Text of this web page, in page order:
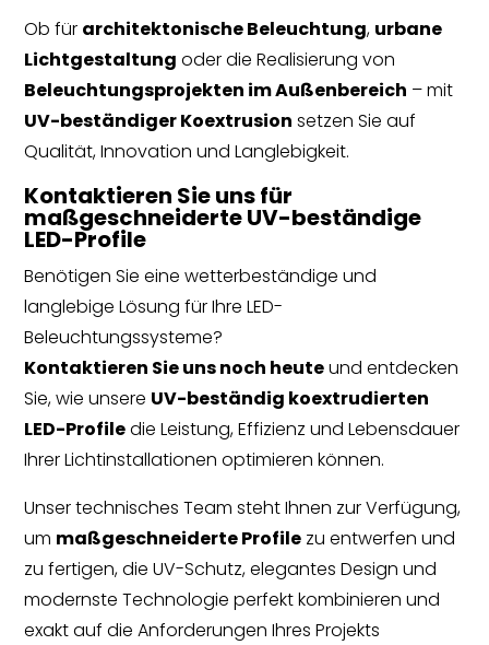
Ob für architektonische Beleuchtung, urbane
Lichtgestaltung oder die Realisierung von
Beleuchtungsprojekten im Außenbereich – mit
UV-beständiger Koextrusion setzen Sie auf
Qualität, Innovation und Langlebigkeit.
Kontaktieren Sie uns für
maßgeschneiderte UV-beständige
LED-Profile
Benötigen Sie eine wetterbeständige und
langlebige Lösung für Ihre LED-
Beleuchtungssysteme?
Kontaktieren Sie uns noch heuteund entdecken
Sie, wie unsere UV-beständig koextrudierten
LED-Profiledie Leistung, Effizienz und Lebensdauer
Ihrer Lichtinstallationen optimieren können.
Unser technisches Team steht Ihnen zur Verfügung,
um maßgeschneiderte Profile zu entwerfen und
zu fertigen, die UV-Schutz, elegantes Design und
modernste Technologie perfekt kombinieren und
exakt auf die Anforderungen Ihres Projekts